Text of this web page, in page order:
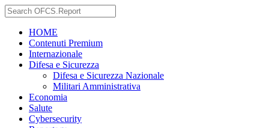
HOME
Contenuti Premium
Internazionale
Difesa e Sicurezza
Difesa e Sicurezza Nazionale
Militari Amministrativa
Economia
Salute
Cybersecurity